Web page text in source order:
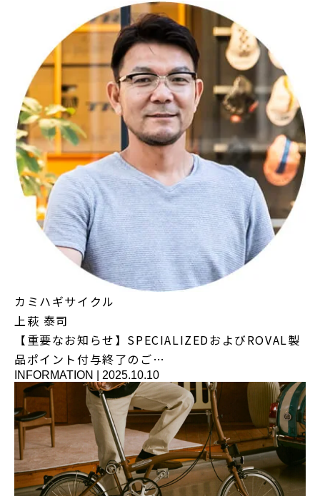
カミハギサイクル
上萩 泰司
【重要なお知らせ】SPECIALIZEDおよびROVAL製
品ポイント付与終了のご…
INFORMATION 2025.10.10